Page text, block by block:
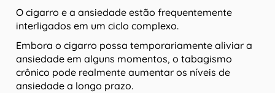
O cigarro e a ansiedade estão frequentemente
interligados em um ciclo complexo.
Embora o cigarro possa temporariamente aliviar a
ansiedade em alguns momentos, o tabagismo
crônico pode realmente aumentar os níveis de
ansiedade a longo prazo.